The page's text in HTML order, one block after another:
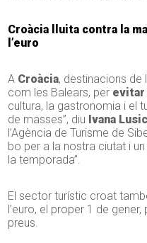
Croàcia lluita contra la
l’euro
A Croàcia, destinacions de
com les Balears, per evitar
cultura, la gastronomia i el
de masses”, diu Ivana Lusic
l’Agència de Turisme de
bo per a la nostra ciutat i
la temporada”.
El sector turístic croat
l’euro, el proper 1 de
preus.